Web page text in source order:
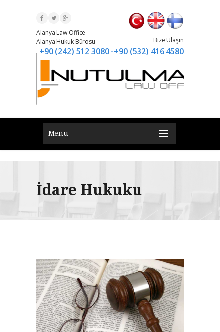
Alanya Law Office
Alanya Hukuk Bürosu
Bize Ulaşın
+90 (242) 512 3080 -+90 (532) 416 4580
Menu
İdare Hukuku